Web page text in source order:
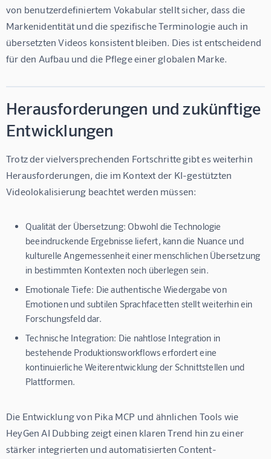
von benutzerdefiniertem Vokabular stellt sicher, dass die
Markenidentität und die spezifische Terminologie auch in
übersetzten Videos konsistent bleiben. Dies ist entscheidend
für den Aufbau und die Pflege einer globalen Marke.
Herausforderungen und zukünftige
Entwicklungen
Trotz der vielversprechenden Fortschritte gibt es weiterhin
Herausforderungen, die im Kontext der KI-gestützten
Videolokalisierung beachtet werden müssen:
Qualität der Übersetzung: Obwohl die Technologie
beeindruckende Ergebnisse liefert, kann die Nuance und
kulturelle Angemessenheit einer menschlichen Übersetzung
in bestimmten Kontexten noch überlegen sein.
Emotionale Tiefe: Die authentische Wiedergabe von
Emotionen und subtilen Sprachfacetten stellt weiterhin ein
Forschungsfeld dar.
Technische Integration: Die nahtlose Integration in
bestehende Produktionsworkflows erfordert eine
kontinuierliche Weiterentwicklung der Schnittstellen und
Plattformen.
Die Entwicklung von Pika MCP und ähnlichen Tools wie
HeyGen AI Dubbing zeigt einen klaren Trend hin zu einer
stärker integrierten und automatisierten Content-